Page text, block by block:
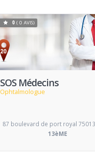
SOS Médecins
Ophtalmologue
0 ( 0 AVIS)
87 boulevard de port royal 75013
13èME